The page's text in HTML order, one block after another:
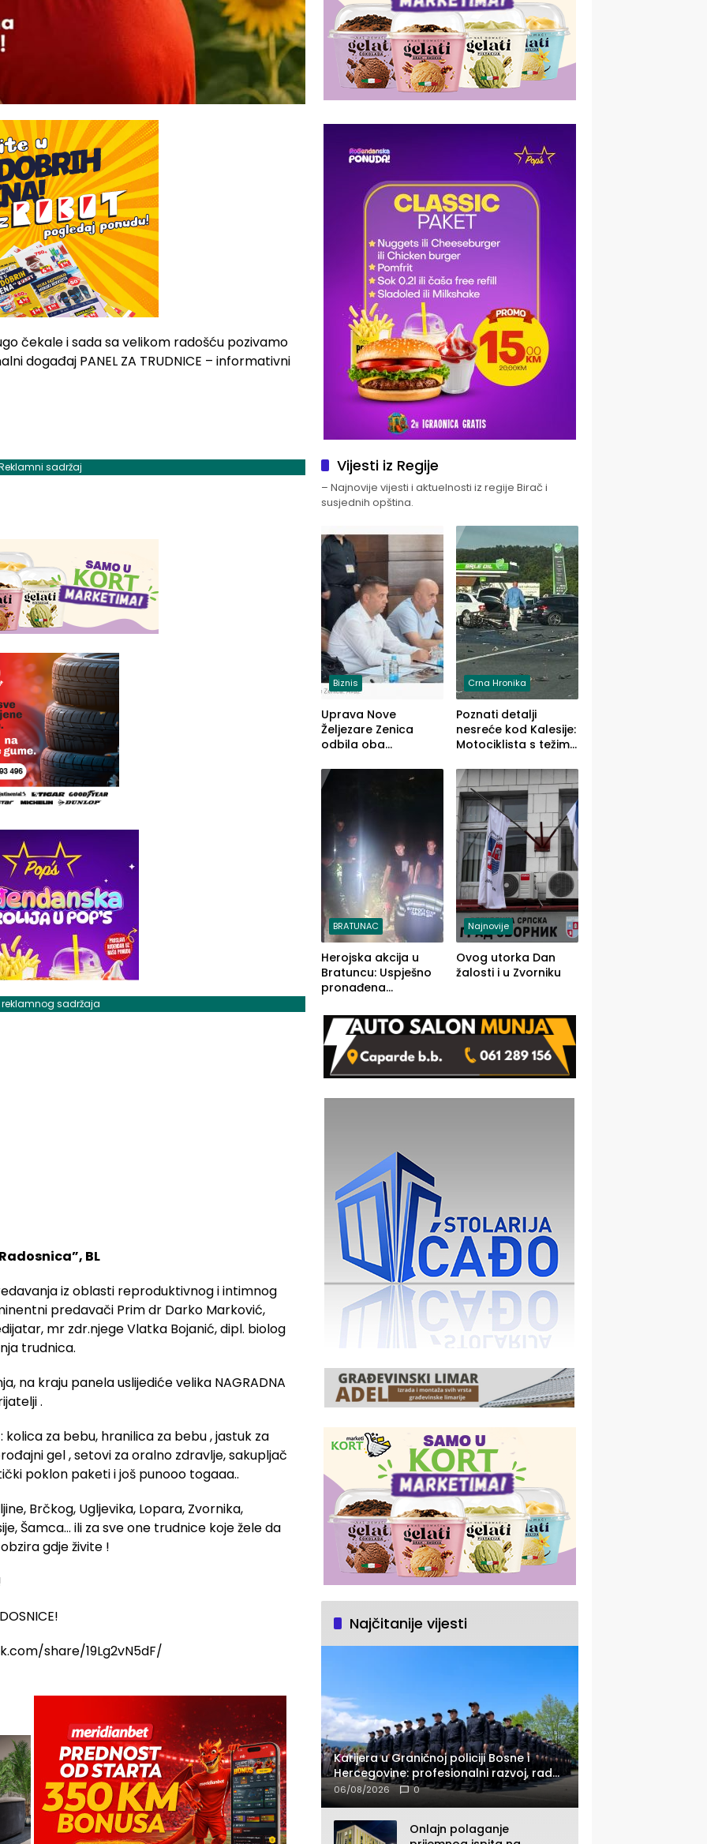
čekale i sada sa velikom radošću pozivamo
događaj PANEL ZA TRUDNICE – informativni
sadržaj
reklamnog sadržaja
BL
iz oblasti reproduktivnog i intimnog
predavači Prim dr Darko Marković,
mr zdr.njege Vlatka Bojanić, dipl. biolog
trudnica.
na kraju panela uslijediće velika NAGRADNA
.
kolica za bebu, hranilica za bebu , jastuk za
gel , setovi za oralno zdravlje, sakupljač
poklon paketi i još punooo togaaa..
Brčkog, Ugljevika, Lopara, Zvornika,
Šamca… ili za sve one trudnice koje žele da
gdje živite !
share/19Lg2vN5dF/
Vijesti iz Regije
– Najnovije vijesti i aktuelnosti iz regije Birač i
susjednih opština.
Biznis
Uprava Nove
Željezare Zenica
odbila oba
FBiH: Ustrajni da je
stečaj jedino rješenje
Crna Hronika
Poznati detalji
nesreće kod Kalesije:
Motociklista s težim,
lakšim povredama
BRATUNAC
Herojska akcija u
Bratuncu: Uspješno
pronađena
a Ivanka Lazić,
rodom iz Kravice.
Najnovije
Ovog utorka Dan
žalosti i u Zvorniku
Najčitanije vijesti
Karijera u Graničnoj policiji Bosne i
Hercegovine: profesionalni razvoj, rad
sa savremenom opremom i služba
građanima
06/08/2026 0
Onlajn polaganje